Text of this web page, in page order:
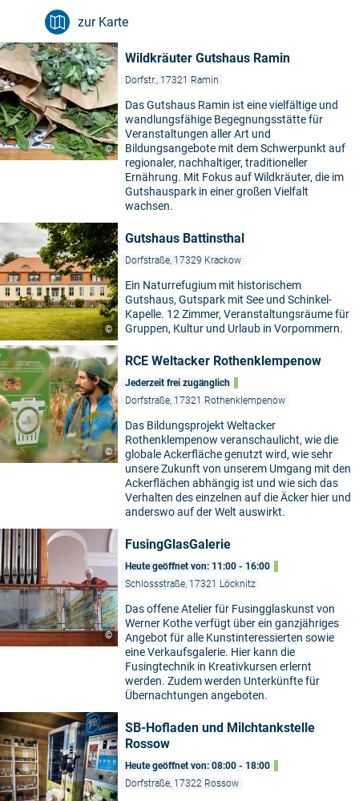
zur Karte
©
Wildkräuter Gutshaus Ramin
Dorfstr., 17321 Ramin
Das Gutshaus Ramin ist eine vielfältige und
wandlungsfähige Begegnungsstätte für
Veranstaltungen aller Art und
Bildungsangebote mit dem Schwerpunkt auf
regionaler, nachhaltiger, traditioneller
Ernährung. Mit Fokus auf Wildkräuter, die im
Gutshauspark in einer großen Vielfalt
wachsen.
©
Gutshaus Battinsthal
Dorfstraße, 17329 Krackow
Ein Naturrefugium mit historischem
Gutshaus, Gutspark mit See und Schinkel-
Kapelle. 12 Zimmer, Veranstaltungsräume für
Gruppen, Kultur und Urlaub in Vorpommern.
©
RCE Weltacker Rothenklempenow
Jederzeit frei zugänglich
Dorfstraße, 17321 Rothenklempenow
Das Bildungsprojekt Weltacker
Rothenklempenow veranschaulicht, wie die
globale Ackerfläche genutzt wird, wie sehr
unsere Zukunft von unserem Umgang mit den
Ackerflächen abhängig ist und wie sich das
Verhalten des einzelnen auf die Äcker hier und
anderswo auf der Welt auswirkt.
©
FusingGlasGalerie
Heute geöffnet von: 11:00 - 16:00
Schlossstraße, 17321 Löcknitz
Das offene Atelier für Fusingglaskunst von
Werner Kothe verfügt über ein ganzjähriges
Angebot für alle Kunstinteressierten sowie
eine Verkaufsgalerie. Hier kann die
Fusingtechnik in Kreativkursen erlernt
werden. Zudem werden Unterkünfte für
Übernachtungen angeboten.
SB-Hofladen und Milchtankstelle
Rossow
Heute geöffnet von: 08:00 - 18:00
Dorfstraße, 17322 Rossow